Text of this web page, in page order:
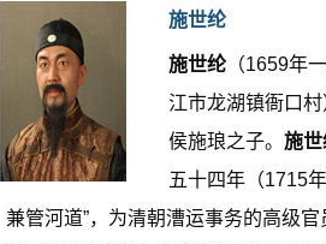
施世纶
施世纶 （1659年
江市龙湖镇衙口
侯施琅之子。 施世
五十四年（1715
兼管河道”，为清朝漕运事务的高级